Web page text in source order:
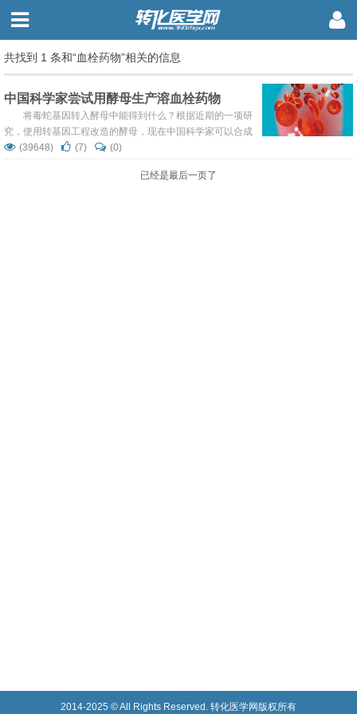
共找到 1 条和“血栓药物”相关的信息
中国科学家尝试用酵母生产溶血栓药物
将毒蛇基因转入酵母中能得到什么？根据近期的一项研
究，使用转基因工程改造的酵母，现在中国科学家可以合成
蛇毒的成分，进一步分离纯化可以作为溶血块的药物。这个
免被残杀取毒液。 在野外环境中，有一种名为五步蛇
(39648) (7) (0)
已经是最后一页了
2014-2025 © All Rights Reserved. 转化医学网版权所有